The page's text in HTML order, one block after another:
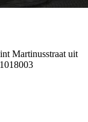
Martinusstraat uit